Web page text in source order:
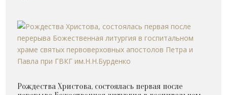
Рождества Христова, состоялась первая после